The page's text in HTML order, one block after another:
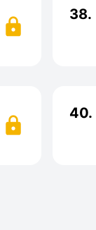
38.
40.